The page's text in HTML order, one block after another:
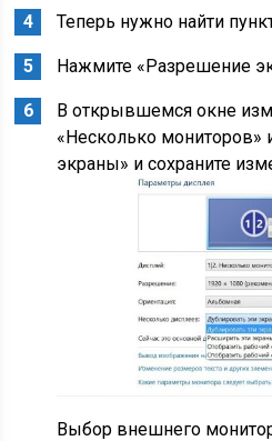
Теперь нужно найти
Нажмите «Разрешение
В открывшемся окне
«Несколько мониторов»
экраны» и сохраните
Выбор внешнего